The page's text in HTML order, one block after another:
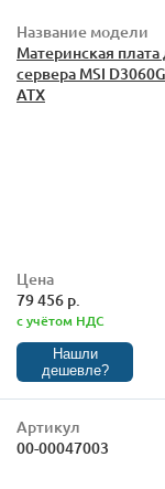
Название модели
Материнская плата
сервера MSI
ATX
Цена
79 456 р.
с учётом НДС
Нашли
дешевле?
Артикул
00-00047003